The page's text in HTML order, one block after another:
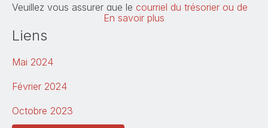
Veuillez vous assurer que le courriel du trésorier ou de
(en anglais seulement) de votre
communauté de foi ou de votre organisation est à jour
des préoccupations, nous vous invitons à
communiquer avec nous:
En savoir plus
Liens
Mai 2024
Février 2024
Octobre 2023